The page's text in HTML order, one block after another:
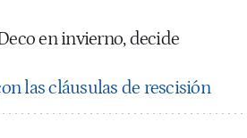
en invierno, decide
las cláusulas de rescisión